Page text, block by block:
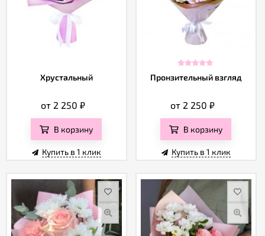
Хрустальный
от 2 250 ₽
В корзину
Купить в 1 клик
Пронзительный взгляд
от 2 250 ₽
В корзину
Купить в 1 клик